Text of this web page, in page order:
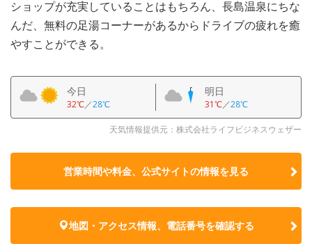
ショップが充実していることはもちろん、長島温泉にちな
んだ、無料の足湯コーナーがあるからドライブの疲れを癒
やすことができる。
今日
32℃／28℃
明日
31℃／28℃
天気情報提供元：株式会社ライフビジネスウェザー
営業時間や料金、公式サイトの情報を見る
地図・アクセス情報、電話番号を確認する